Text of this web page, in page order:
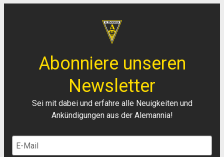
Abonniere unseren
Newsletter
Sei mit dabei und erfahre alle Neuigkeiten und
Ankündigungen aus der Alemannia!